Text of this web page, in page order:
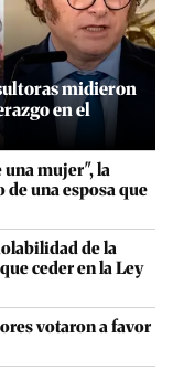
midieron
en el
una mujer", la
una esposa que
de la
ceder en la Ley
votaron a favor